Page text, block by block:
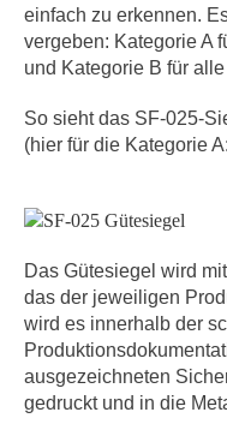
einfach zu erkennen.
vergeben: Kategorie A
und Kategorie B für
So sieht das SF-025-
(hier für die Kategorie
Das Gütesiegel wird
das der jeweiligen
wird es innerhalb der
ausgezeichneten
gedruckt und in die